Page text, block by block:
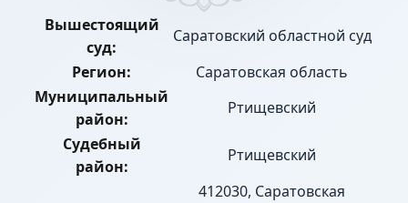
Вышестоящий
суд:
Саратовский областной суд
Регион:
Саратовская область
Муниципальный
район:
Ртищевский
Судебный
район:
Ртищевский
412030, Саратовская